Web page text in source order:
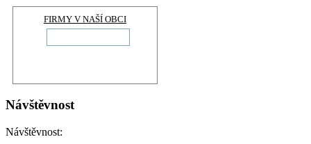
FIRMY V NAŠÍ OBCI
Návštěvnost
Návštěvnost: